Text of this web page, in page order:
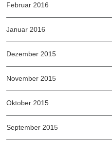
Februar 2016
Januar 2016
Dezember 2015
November 2015
Oktober 2015
September 2015